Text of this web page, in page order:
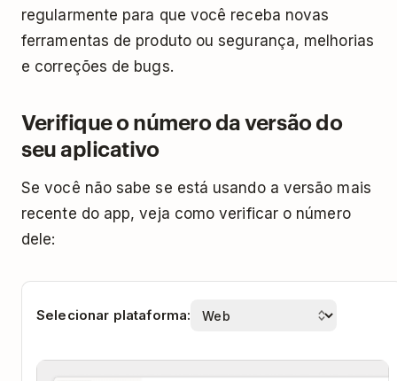
regularmente para que você receba novas
ferramentas de produto ou segurança, melhorias
e correções de bugs.
Verifique o número da versão do
seu aplicativo
Se você não sabe se está usando a versão mais
recente do app, veja como verificar o número
dele:
Selecionar plataforma: